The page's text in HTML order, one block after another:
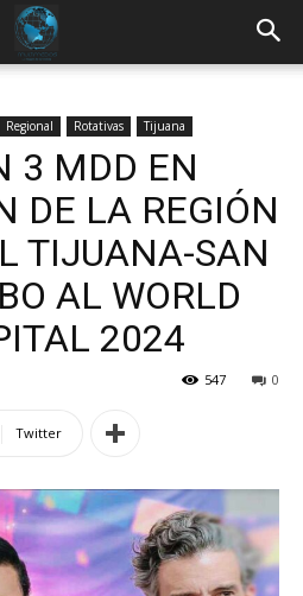
Regional Rotativas Tijuana
3 MDD EN
DE LA REGIÓN
TIJUANA-SAN
AL WORLD
2024
0
547
Twitter